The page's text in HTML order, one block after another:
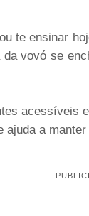
te ensinar
vovó se
acessíveis
ajuda a